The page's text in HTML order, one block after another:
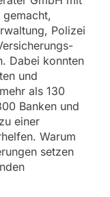
Polizei
Dabei konnten
und
als 130
Banken und
einer
Warum
setzen